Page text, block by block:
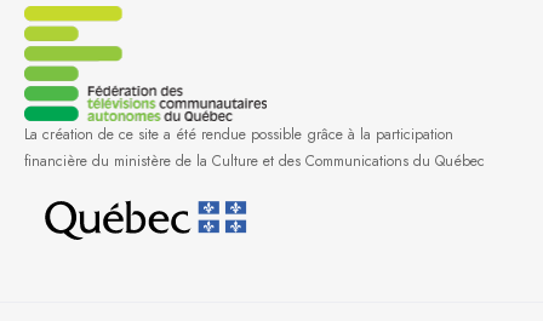
La création de ce site a été rendue possible grâce à la participation
financière du ministère de la Culture et des Communications du Québec